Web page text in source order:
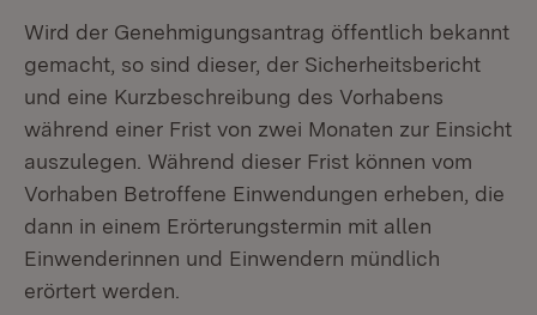
Wird der Genehmigungsantrag öffentlich bekannt
gemacht, so sind dieser, der Sicherheitsbericht
und eine Kurzbeschreibung des Vorhabens
während einer Frist von zwei Monaten zur Einsicht
auszulegen. Während dieser Frist können vom
Vorhaben Betroffene Einwendungen erheben, die
dann in einem Erörterungstermin mit allen
Einwenderinnen und Einwendern mündlich
erörtert werden.